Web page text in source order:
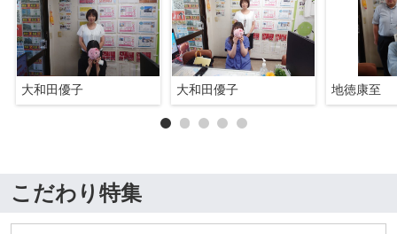
大和田優子 大和田優子 地徳康至
こだわり特集